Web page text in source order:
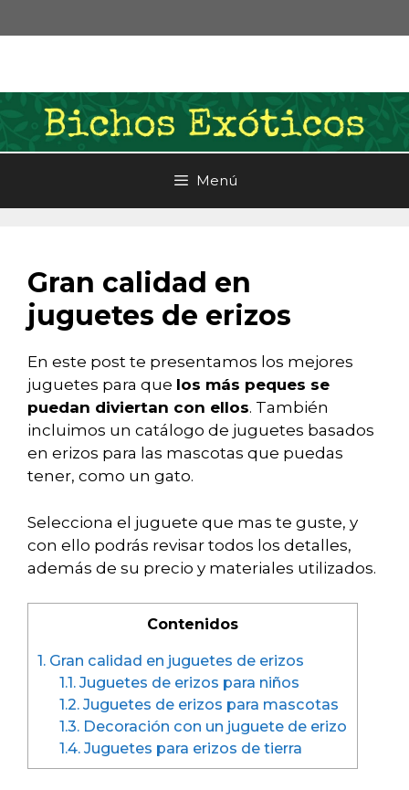
al
Menú
Gran calidad en
juguetes de erizos
En este post te presentamos los mejores
juguetes para que los más peques se
puedan diviertan con ellos. También
incluimos un catálogo de juguetes basados
en erizos para las mascotas que puedas
tener, como un gato.
Selecciona el juguete que mas te guste, y
con ello podrás revisar todos los detalles,
además de su precio y materiales utilizados.
Contenidos
1. Gran calidad en juguetes de erizos
1.1. Juguetes de erizos para niños
1.2. Juguetes de erizos para mascotas
1.3. Decoración con un juguete de erizo
1.4. Juguetes para erizos de tierra